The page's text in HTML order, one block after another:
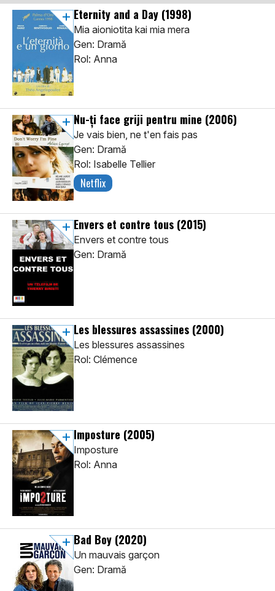
Eternity and a Day (1998)
Mia aioniotita kai mia mera
Gen: Dramă
Rol: Anna
Nu-ți face griji pentru mine (2006)
Je vais bien, ne t'en fais pas
Gen: Dramă
Rol: Isabelle Tellier
Netflix
Envers et contre tous (2015)
Envers et contre tous
Gen: Dramă
Les blessures assassines (2000)
Les blessures assassines
Rol: Clémence
Imposture (2005)
Imposture
Rol: Anna
Bad Boy (2020)
Un mauvais garçon
Gen: Dramă